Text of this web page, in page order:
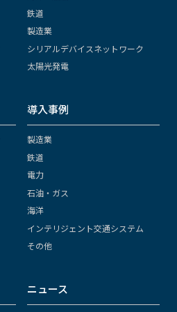
鉄道
製造業
シリアルデバイスネットワーク
太陽光発電
導入事例
製造業
鉄道
電力
石油・ガス
海洋
インテリジェント交通システム
その他
ニュース